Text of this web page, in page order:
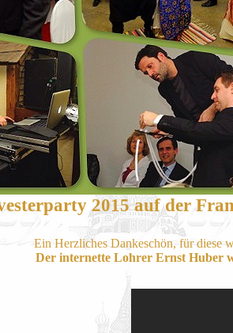
2015 auf der
Ein Herzliches Dankeschön, für diese
Der internette Lohrer Ernst Huber